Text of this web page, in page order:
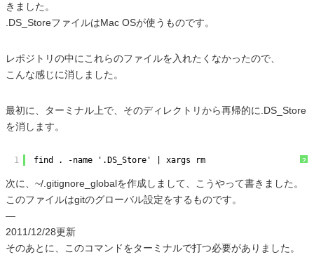
きました。
.DS_StoreファイルはMac OSが使うものです。
レポジトリの中にこれらのファイルを入れたくなかったので、
こんな感じに消しました。
最初に、ターミナル上で、そのディレクトリから再帰的に.DS_Store
を消します。
?
1 find . -name '.DS_Store' | xargs rm
次に、~/.gitignore_globalを作成しまして、こうやって書きました。
このファイルはgitのグローバル設定をするものです。
—
2011/12/28更新
そのあとに、このコマンドをターミナルで打つ必要がありました。